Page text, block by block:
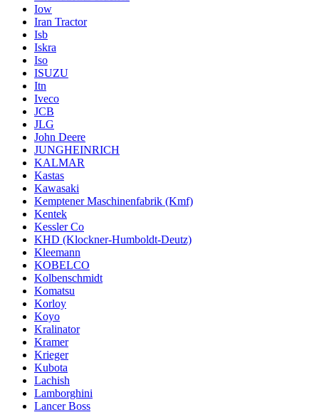
Iow
Iran Tractor
Isb
Iskra
Iso
ISUZU
Itn
Iveco
JCB
JLG
John Deere
JUNGHEINRICH
KALMAR
Kastas
Kawasaki
Kemptener Maschinenfabrik (Kmf)
Kentek
Kessler Co
KHD (Klockner-Humboldt-Deutz)
Kleemann
KOBELCO
Kolbenschmidt
Komatsu
Korloy
Koyo
Kralinator
Kramer
Krieger
Kubota
Lachish
Lamborghini
Lancer Boss